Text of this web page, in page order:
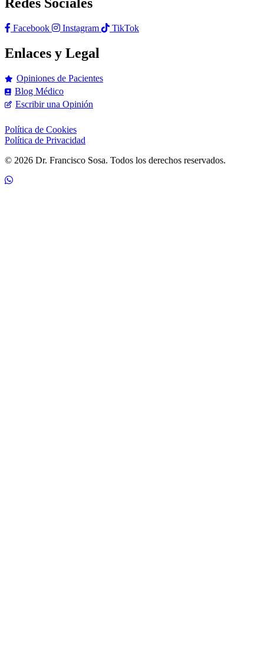
Redes Sociales
Facebook Instagram TikTok
Enlaces y Legal
Opiniones de Pacientes
Blog Médico
Escribir una Opinión
Política de Cookies
Política de Privacidad
© 2026 Dr. Francisco Sosa. Todos los derechos reservados.